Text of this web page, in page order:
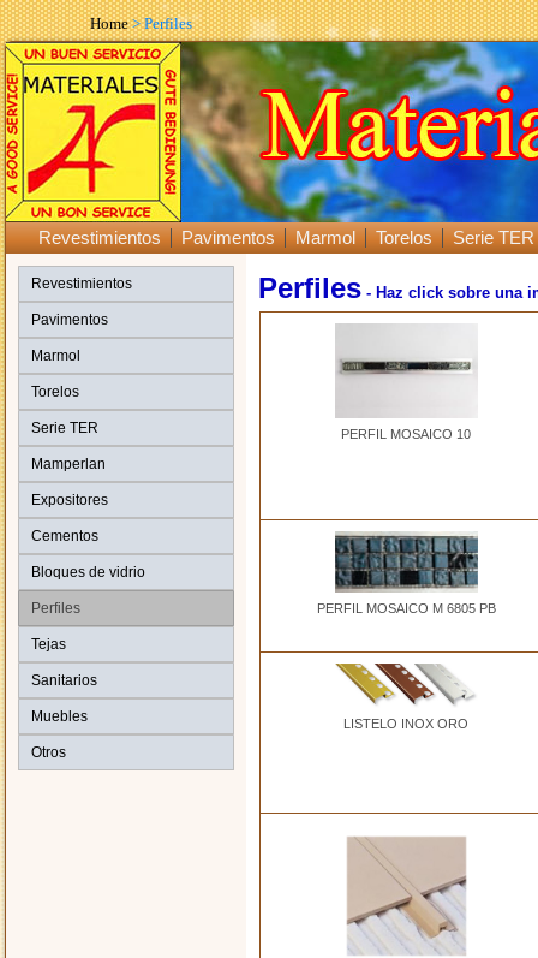
Home> Perfiles
Revestimientos Pavimentos Marmol Torelos Serie TER
Revestimientos
Pavimentos
Marmol
Torelos
Serie TER
Mamperlan
Expositores
Cementos
Bloques de vidrio
Perfiles
Tejas
Sanitarios
Muebles
Otros
Perfiles - Haz click sobre una
PERFIL MOSAICO 10
PERFIL MOSAICO M 6805 PB
LISTELO INOX ORO